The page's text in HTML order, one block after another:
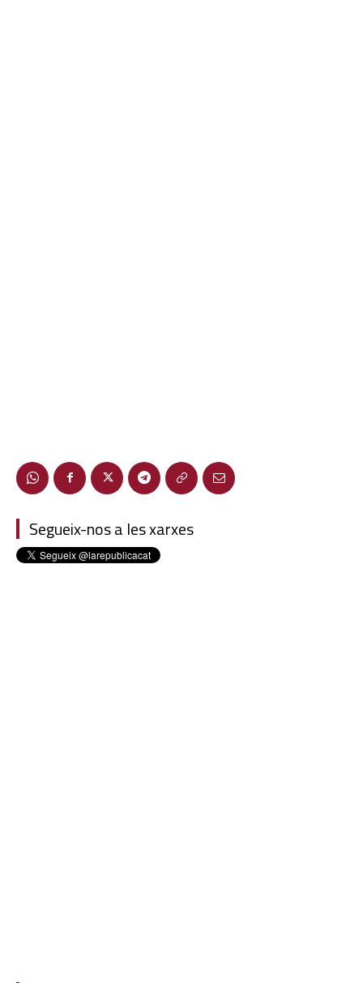
Segueix-nos a les xarxes